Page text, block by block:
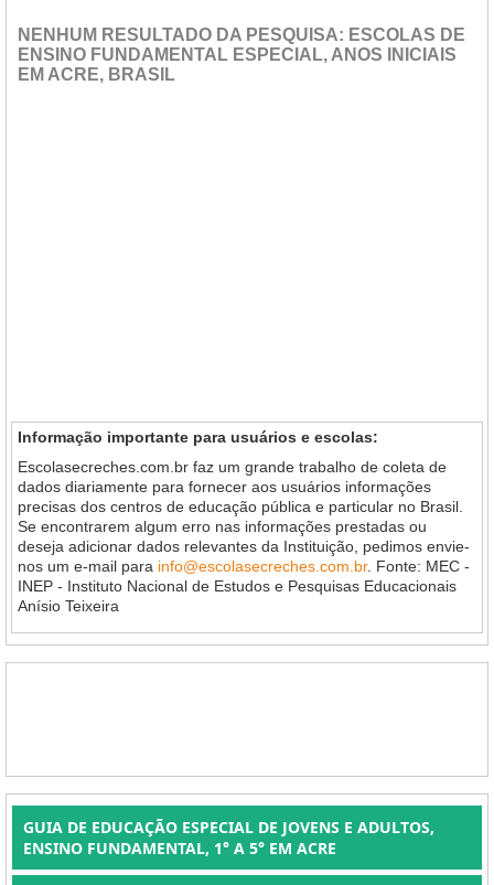
NENHUM RESULTADO DA PESQUISA: ESCOLAS DE
ENSINO FUNDAMENTAL ESPECIAL, ANOS INICIAIS
EM ACRE, BRASIL
Informação importante para usuários e escolas:
Escolasecreches.com.br faz um grande trabalho de coleta de
dados diariamente para fornecer aos usuários informações
precisas dos centros de educação pública e particular no Brasil.
Se encontrarem algum erro nas informações prestadas ou
deseja adicionar dados relevantes da Instituição, pedimos envie-
nos um e-mail para info@escolasecreches.com.br. Fonte: MEC -
INEP - Instituto Nacional de Estudos e Pesquisas Educacionais
Anísio Teixeira
GUIA DE EDUCAÇÃO ESPECIAL DE JOVENS E ADULTOS,
ENSINO FUNDAMENTAL, 1° A 5° EM ACRE